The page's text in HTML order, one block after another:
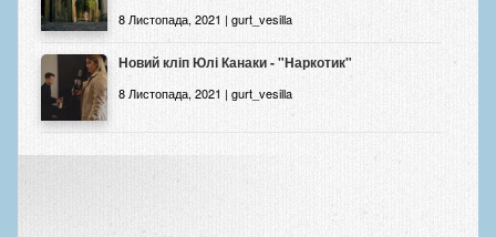
8 Листопада, 2021 | gurt_vesilla
Новий кліп Юлі Канаки - "Наркотик"
8 Листопада, 2021 | gurt_vesilla